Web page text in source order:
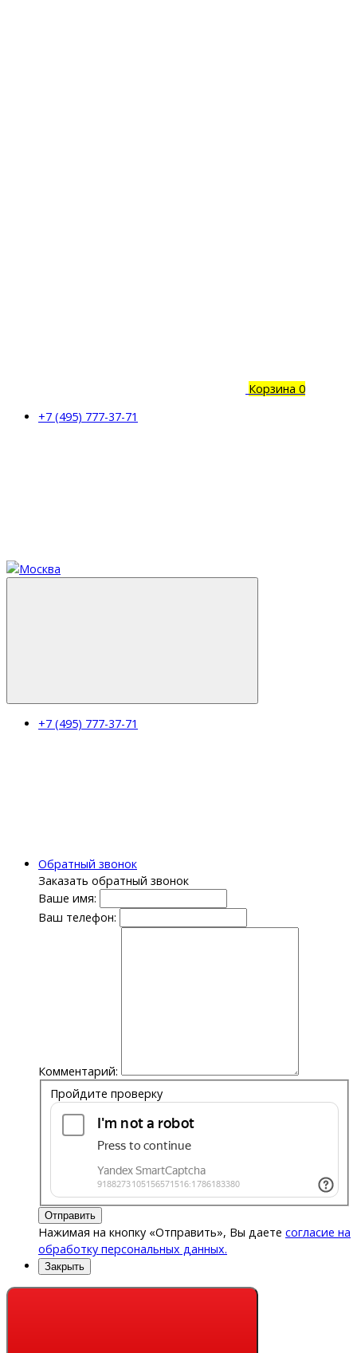
Корзина 0
+7 (495) 777-37-71
+7 (495) 777-37-71
Обратный звонок
Заказать обратный звонок
Ваше имя:
Ваш телефон:
Комментарий:
Пройдите проверку
Отправить
Нажимая на кнопку «Отправить», Вы даете согласие на
обработку персональных данных.
Закрыть